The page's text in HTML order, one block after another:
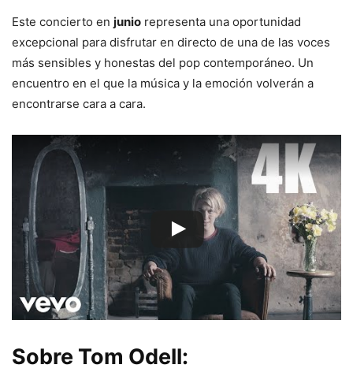
Este concierto en junio representa una oportunidad
excepcional para disfrutar en directo de una de las voces
más sensibles y honestas del pop contemporáneo. Un
encuentro en el que la música y la emoción volverán a
encontrarse cara a cara.
Sobre Tom Odell: